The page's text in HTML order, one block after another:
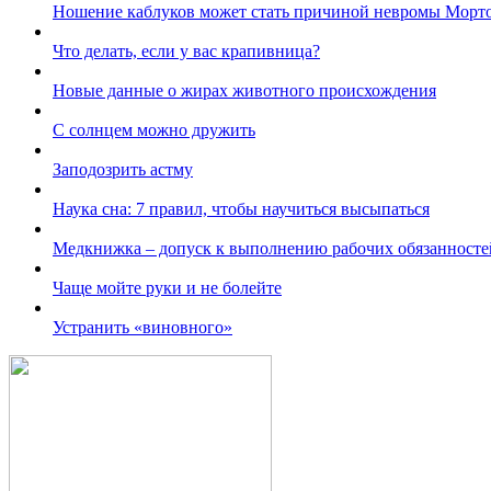
Ношение каблуков может стать причиной невромы
Что делать, если у вас крапивница?
Новые данные о жирах животного происхождения
С солнцем можно дружить
Заподозрить астму
Наука сна: 7 правил, чтобы научиться высыпаться
Медкнижка – допуск к выполнению рабочих
Чаще мойте руки и не болейте
Устранить «виновного»